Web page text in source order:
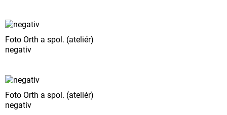
Foto Orth a spol. (ateliér)
negativ
Foto Orth a spol. (ateliér)
negativ